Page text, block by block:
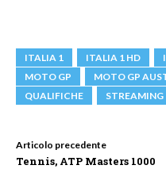
ITALIA 1 ITALIA 1 HD
MOTO GP
MOTO GP
QUALIFICHE
STREAMING
Articolo precedente
Tennis, ATP Masters 1000